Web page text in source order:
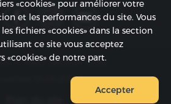
© «Hyur Service» SARL;
10.08.2026
«cookies» pour améliorer votre
et les performances du site. Vous
fichiers «cookies» dans la section
ce site vous acceptez
«cookies» de notre part.
Accepter